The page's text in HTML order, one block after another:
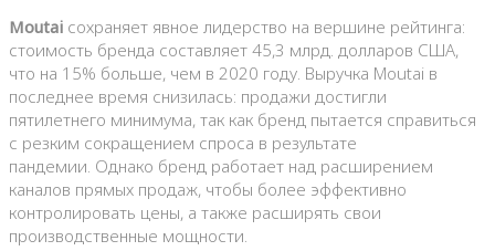
Moutai сохраняет явное лидерство на вершине рейтинга:
стоимость бренда составляет 45,3 млрд. долларов США,
что на 15% больше, чем в 2020 году. Выручка Moutai в
последнее время снизилась: продажи достигли
пятилетнего минимума, так как бренд пытается справиться
с резким сокращением спроса в результате
пандемии. Однако бренд работает над расширением
каналов прямых продаж, чтобы более эффективно
контролировать цены, а также расширять свои
производственные мощности.